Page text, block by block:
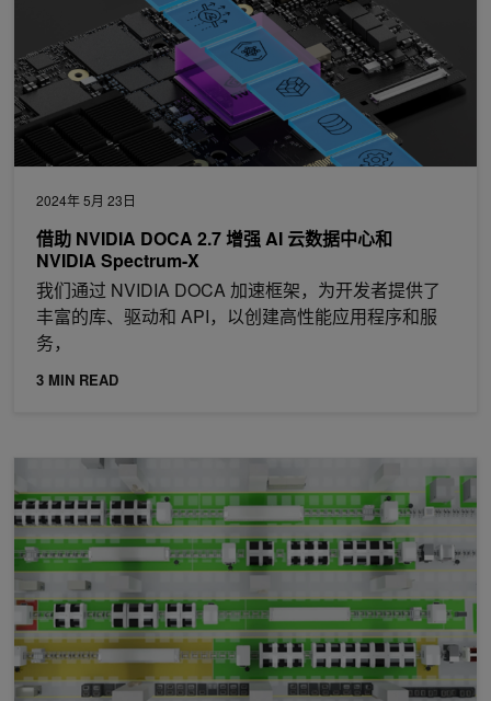
2024年 5月 23日
借助 NVIDIA DOCA 2.7 增强 AI 云数据中心和
NVIDIA Spectrum-X
我们通过 NVIDIA DOCA 加速框架，为开发者提供了
丰富的库、驱动和 API，以创建高性能应用程序和服
务，
3 MIN READ
使用 OpenUSD 和 NVIDIA Omniverse 开发虚拟工厂解决方案